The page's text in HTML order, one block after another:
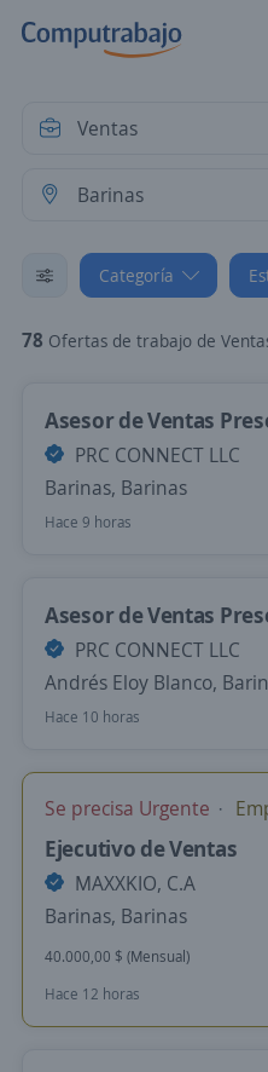
Categoría
78 Ofertas de trabajo de Ventas
Asesor de Ventas
PRC CONNECT LLC
Barinas, Barinas
Hace 9 horas
Asesor de Ventas
PRC CONNECT LLC
Andrés Eloy Blanco,
Hace 10 horas
Se precisa Urgente
Ejecutivo de Ventas
MAXXKIO, C.A
Barinas, Barinas
40.000,00 $ (Mensual)
Hace 12 horas